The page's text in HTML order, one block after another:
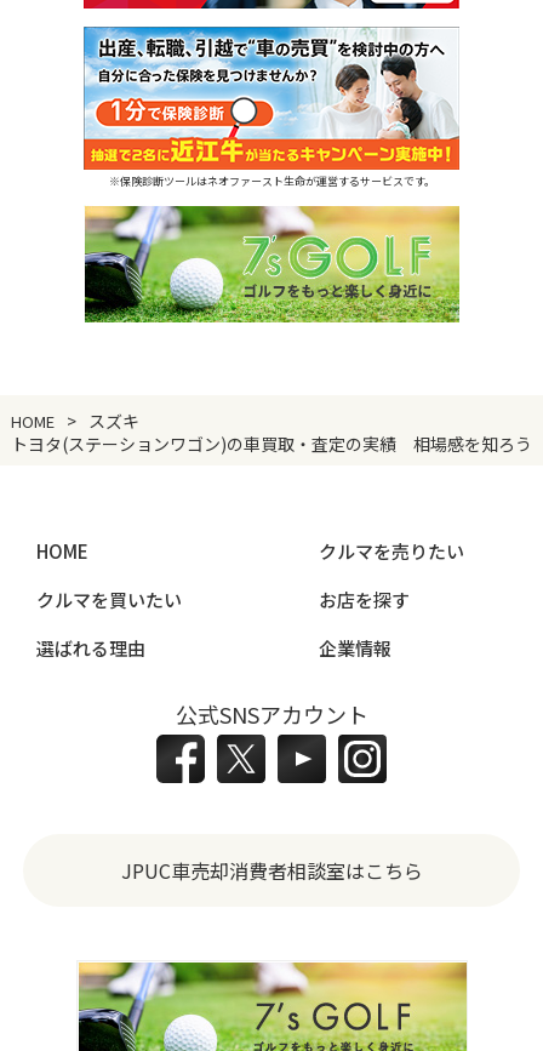
※保険診断ツールはネオファースト生命が運営するサービスです。
HOME
スズキ
トヨタ(ステーションワゴン)の車買取・査定の実績 相場感を知ろう
HOME
クルマを売りたい
クルマを買いたい
お店を探す
選ばれる理由
企業情報
公式SNSアカウント
JPUC車売却消費者相談室はこちら